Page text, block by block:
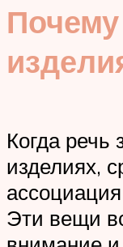
Когда речь
изделиях,
Эти вещи